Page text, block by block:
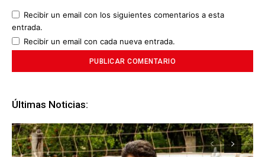
Recibir un email con los siguientes comentarios a esta
entrada.
Recibir un email con cada nueva entrada.
Últimas Noticias: